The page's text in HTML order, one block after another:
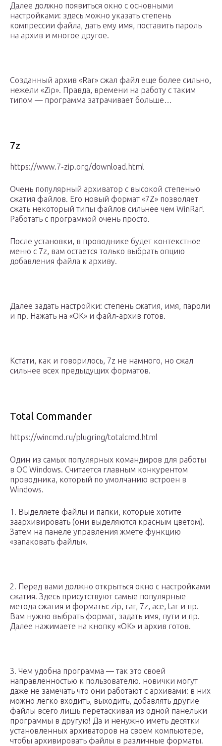
Далее должно появиться окно с основными
настройками: здесь можно указать степень
компрессии файла, дать ему имя, поставить пароль
на архив и многое другое.
Созданный архив «Rar» сжал файл еще более сильно,
нежели «Zip». Правда, времени на работу с таким
типом — программа затрачивает больше…
7z
https://www.7-zip.org/download.html
Очень популярный архиватор с высокой степенью
сжатия файлов. Его новый формат «7Z» позволяет
сжать некоторый типы файлов сильнее чем WinRar!
Работать с программой очень просто.
После установки, в проводнике будет контекстное
меню с 7z, вам остается только выбрать опцию
добавления файла к архиву.
Далее задать настройки: степень сжатия, имя, пароли
и пр. Нажать на «OK» и файл-архив готов.
Кстати, как и говорилось, 7z не намного, но сжал
сильнее всех предыдущих форматов.
Total Commander
https://wincmd.ru/plugring/totalcmd.html
Один из самых популярных командиров для работы
в ОС Windows. Считается главным конкурентом
проводника, который по умолчанию встроен в
Windows.
1. Выделяете файлы и папки, которые хотите
заархивировать (они выделяются красным цветом).
Затем на панеле управления жмете функцию
«запаковать файлы».
2. Перед вами должно открыться окно с настройками
сжатия. Здесь присутствуют самые популярные
метода сжатия и форматы: zip, rar, 7z, ace, tar и пр.
Вам нужно выбрать формат, задать имя, пути и пр.
Далее нажимаете на кнопку «OK» и архив готов.
3. Чем удобна программа — так это своей
направленностью к пользователю. новички могут
даже не замечать что они работают с архивами: в них
можно легко входить, выходить, добавлять другие
файлы всего лишь перетаскивая из одной панельки
программы в другую! Да и ненужно иметь десятки
установленных архиваторов на своем компьютере,
чтобы архивировать файлы в различные форматы.